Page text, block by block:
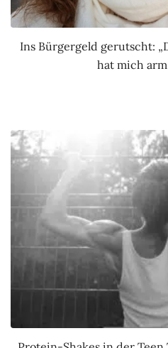
Ins Bürgergeld gerutscht:
hat mich